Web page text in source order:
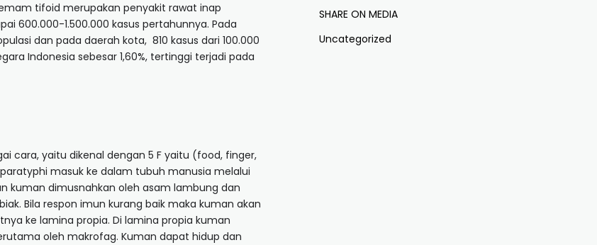
tifoid merupakan penyakit rawat inap
600.000-1.500.000 kasus pertahunnya. Pada
dan pada daerah kota, 810 kasus dari 100.000
Indonesia sebesar 1,60%, tertinggi terjadi pada
cara, yaitu dikenal dengan 5 F yaitu (food, finger,
masuk ke dalam tubuh manusia melalui
kuman dimusnahkan oleh asam lambung dan
Bila respon imun kurang baik maka kuman akan
ke lamina propia. Di lamina propia kuman
oleh makrofag. Kuman dapat hidup dan
SHARE ON MEDIA
Uncategorized